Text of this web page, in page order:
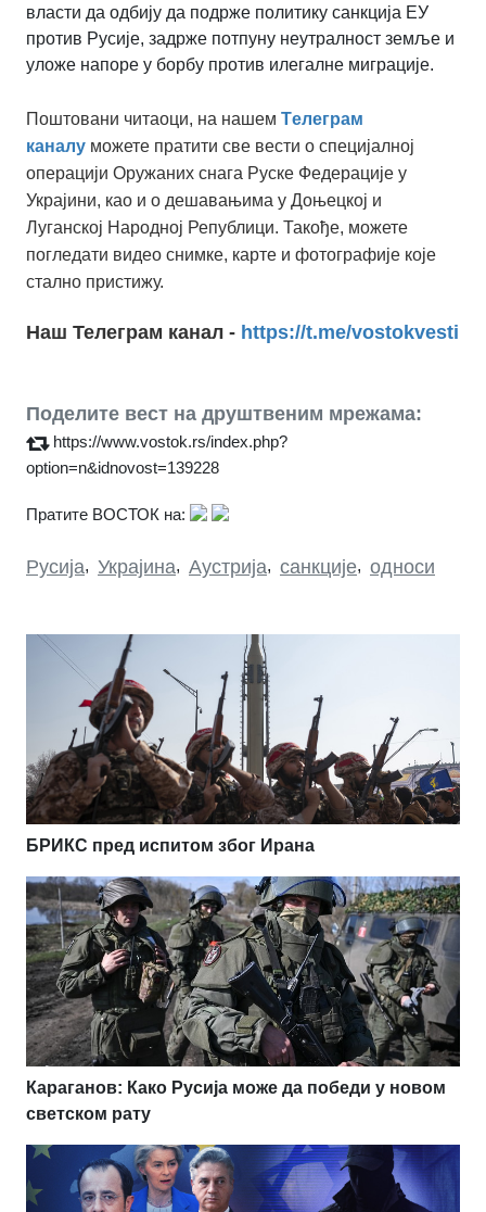
власти да одбију да подрже политику санкција ЕУ
против Русије, задрже потпуну неутралност земље и
уложе напоре у борбу против илегалне миграције.
Поштовани читаоци, на нашем Tелеграм
каналу можете пратити све вести о специјалној
операцији Оружаних снага Руске Федерације у
Украјини, као и о дешавањима у Доњецкој и
Луганској Народној Републици. Такође, можете
погледати видео снимке, карте и фотографије које
стално пристижу.
Наш Телеграм канал - https://t.me/vostokvesti
Поделите вест на друштвеним мрежама:
https://www.vostok.rs/index.php?
option=n&idnovost=139228
Пратите ВОСТОК на:
Русија, Украјина, Аустрија, санкције, односи
БРИКС пред испитом због Ирана
Караганов: Како Русија може да победи у новом
светском рату